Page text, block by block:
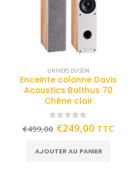
UNIVERS DU SON
Enceinte colonne Davis
Acoustics Balthus 70
Chêne clair
out of 5
€499,00 €249,00 TTC
AJOUTER AU PANIER